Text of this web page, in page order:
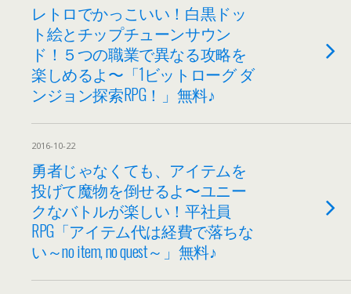
レトロでかっこいい！白黒ドッ
ト絵とチップチューンサウン
ド！５つの職業で異なる攻略を
楽しめるよ〜「1ビットローグ ダ
ンジョン探索RPG！」無料♪
2016-10-22
勇者じゃなくても、アイテムを
投げて魔物を倒せるよ〜ユニー
クなバトルが楽しい！平社員
RPG「アイテム代は経費で落ちな
い～no item, no quest～」無料♪